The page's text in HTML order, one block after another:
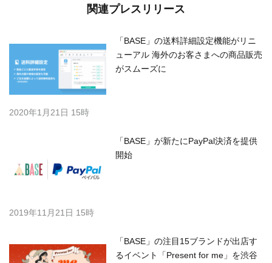
関連プレスリリース
「BASE」の送料詳細設定機能がリニ
ューアル 海外のお客さまへの商品販売
がスムーズに
2020年1月21日 15時
「BASE」が新たにPayPal決済を提供
開始
2019年11月21日 15時
「BASE」の注目15ブランドが出店す
るイベント「Present for me」を渋谷